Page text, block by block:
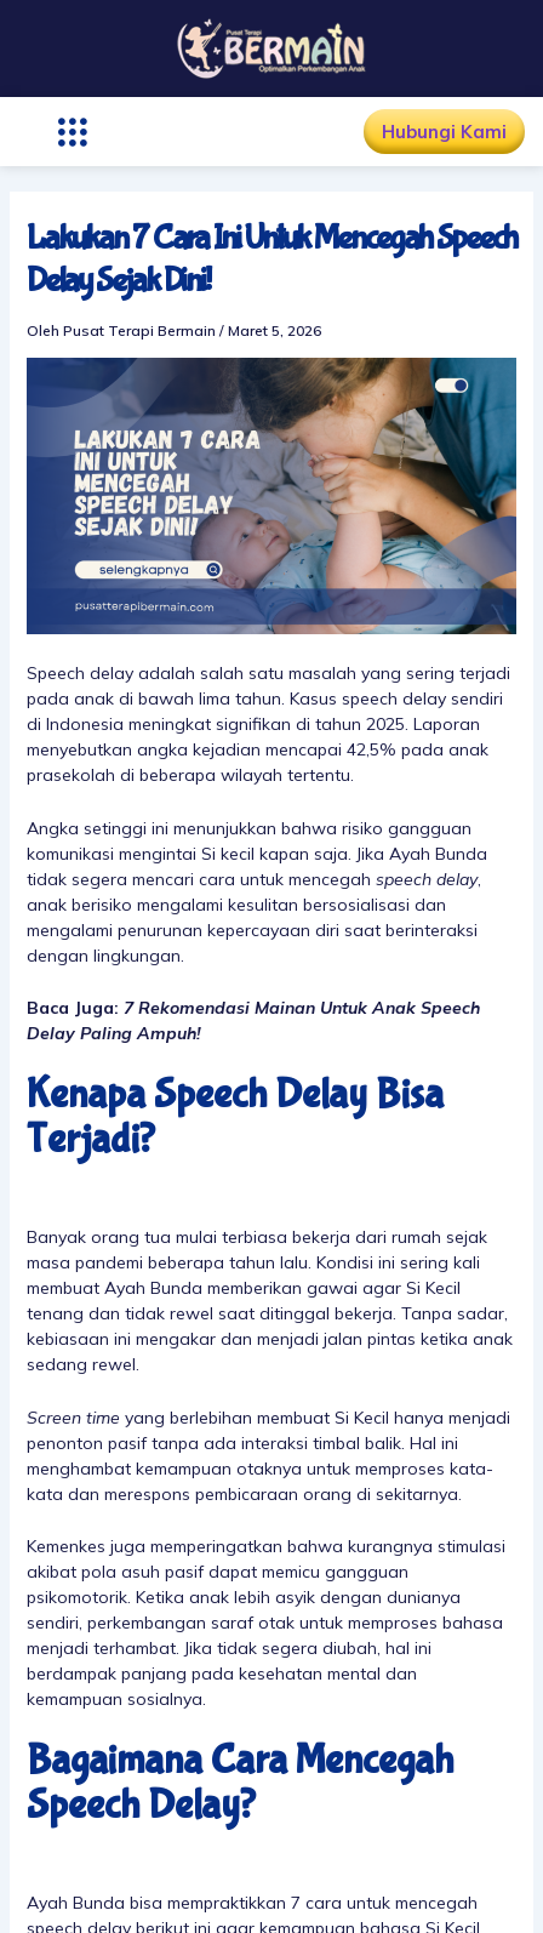
Hubungi Kami
Lakukan 7 Cara Ini Untuk Mencegah Speech
Delay Sejak Dini!
Oleh Pusat Terapi Bermain / Maret 5, 2026
Speech delay adalah salah satu masalah yang sering terjadi
pada anak di bawah lima tahun. Kasus speech delay sendiri
di Indonesia meningkat signifikan di tahun 2025. Laporan
menyebutkan angka kejadian mencapai 42,5% pada anak
prasekolah di beberapa wilayah tertentu.
Angka setinggi ini menunjukkan bahwa risiko gangguan
komunikasi mengintai Si kecil kapan saja. Jika Ayah Bunda
tidak segera mencari cara untuk mencegah speech delay,
anak berisiko mengalami kesulitan bersosialisasi dan
mengalami penurunan kepercayaan diri saat berinteraksi
dengan lingkungan.
Baca Juga: 7 Rekomendasi Mainan Untuk Anak Speech
Delay Paling Ampuh!
Kenapa Speech Delay Bisa
Terjadi?
Banyak orang tua mulai terbiasa bekerja dari rumah sejak
masa pandemi beberapa tahun lalu. Kondisi ini sering kali
membuat Ayah Bunda memberikan gawai agar Si Kecil
tenang dan tidak rewel saat ditinggal bekerja. Tanpa sadar,
kebiasaan ini mengakar dan menjadi jalan pintas ketika anak
sedang rewel.
Screen time yang berlebihan membuat Si Kecil hanya menjadi
penonton pasif tanpa ada interaksi timbal balik. Hal ini
menghambat kemampuan otaknya untuk memproses kata-
kata dan merespons pembicaraan orang di sekitarnya.
Kemenkes juga memperingatkan bahwa kurangnya stimulasi
akibat pola asuh pasif dapat memicu gangguan
psikomotorik. Ketika anak lebih asyik dengan dunianya
sendiri, perkembangan saraf otak untuk memproses bahasa
menjadi terhambat. Jika tidak segera diubah, hal ini
berdampak panjang pada kesehatan mental dan
kemampuan sosialnya.
Bagaimana Cara Mencegah
Speech Delay?
Ayah Bunda bisa mempraktikkan 7 cara untuk mencegah